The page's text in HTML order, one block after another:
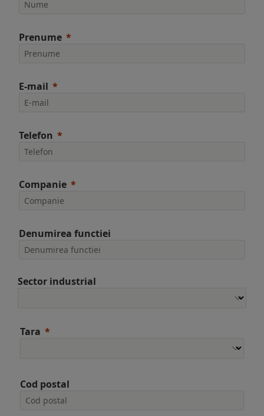
Prenume
E-mail
Telefon
Companie
Denumirea functiei
Sector industrial
Tara
Cod postal